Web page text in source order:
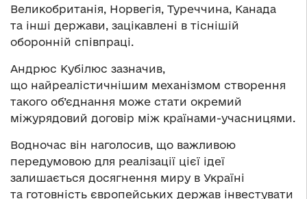
Великобританія, Норвегія, Туреччина, Канада
та інші держави, зацікавлені в тіснішій
оборонній співпраці.
Андрюс Кубілюс зазначив,
що найреалістичнішим механізмом створення
такого об’єднання може стати окремий
міжурядовий договір між країнами-учасницями.
Водночас він наголосив, що важливою
передумовою для реалізації цієї ідеї
залишається досягнення миру в Україні
та готовність європейських держав інвестувати